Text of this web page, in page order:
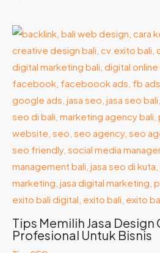
Tips Memilih Jasa
Profesional Untuk Bisnis